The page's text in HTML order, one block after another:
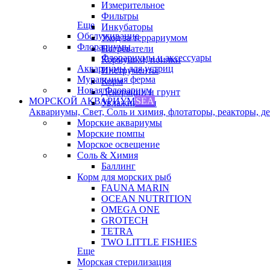
Измерительное
Фильтры
Инкубаторы
Уход за террариумом
Нагреватели
Кормушки, поилки
Инструменты
Корм
Декорации и грунт
Увлажнители
Еще
Обслуживание
Флорариумы
Флорариумы и аксессуары
Аквариумы для устриц
Муравьиная ферма
Новая Флорариум
МОРСКОЙ АКВАРИУМSEA
Аквариумы, Свет, Соль и химия, флотаторы, реакторы,
Морские аквариумы
Морские помпы
Морское освещение
Соль & Химия
Баллинг
Корм для морских рыб
FAUNA MARIN
OCEAN NUTRITION
OMEGA ONE
GROTECH
TETRA
TWO LITTLE FISHIES
Еще
Морская стерилизация